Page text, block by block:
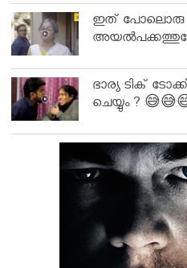
ഇത് പോലൊരു
ഭാര്യ ടിക്
ചെയ്യും ?